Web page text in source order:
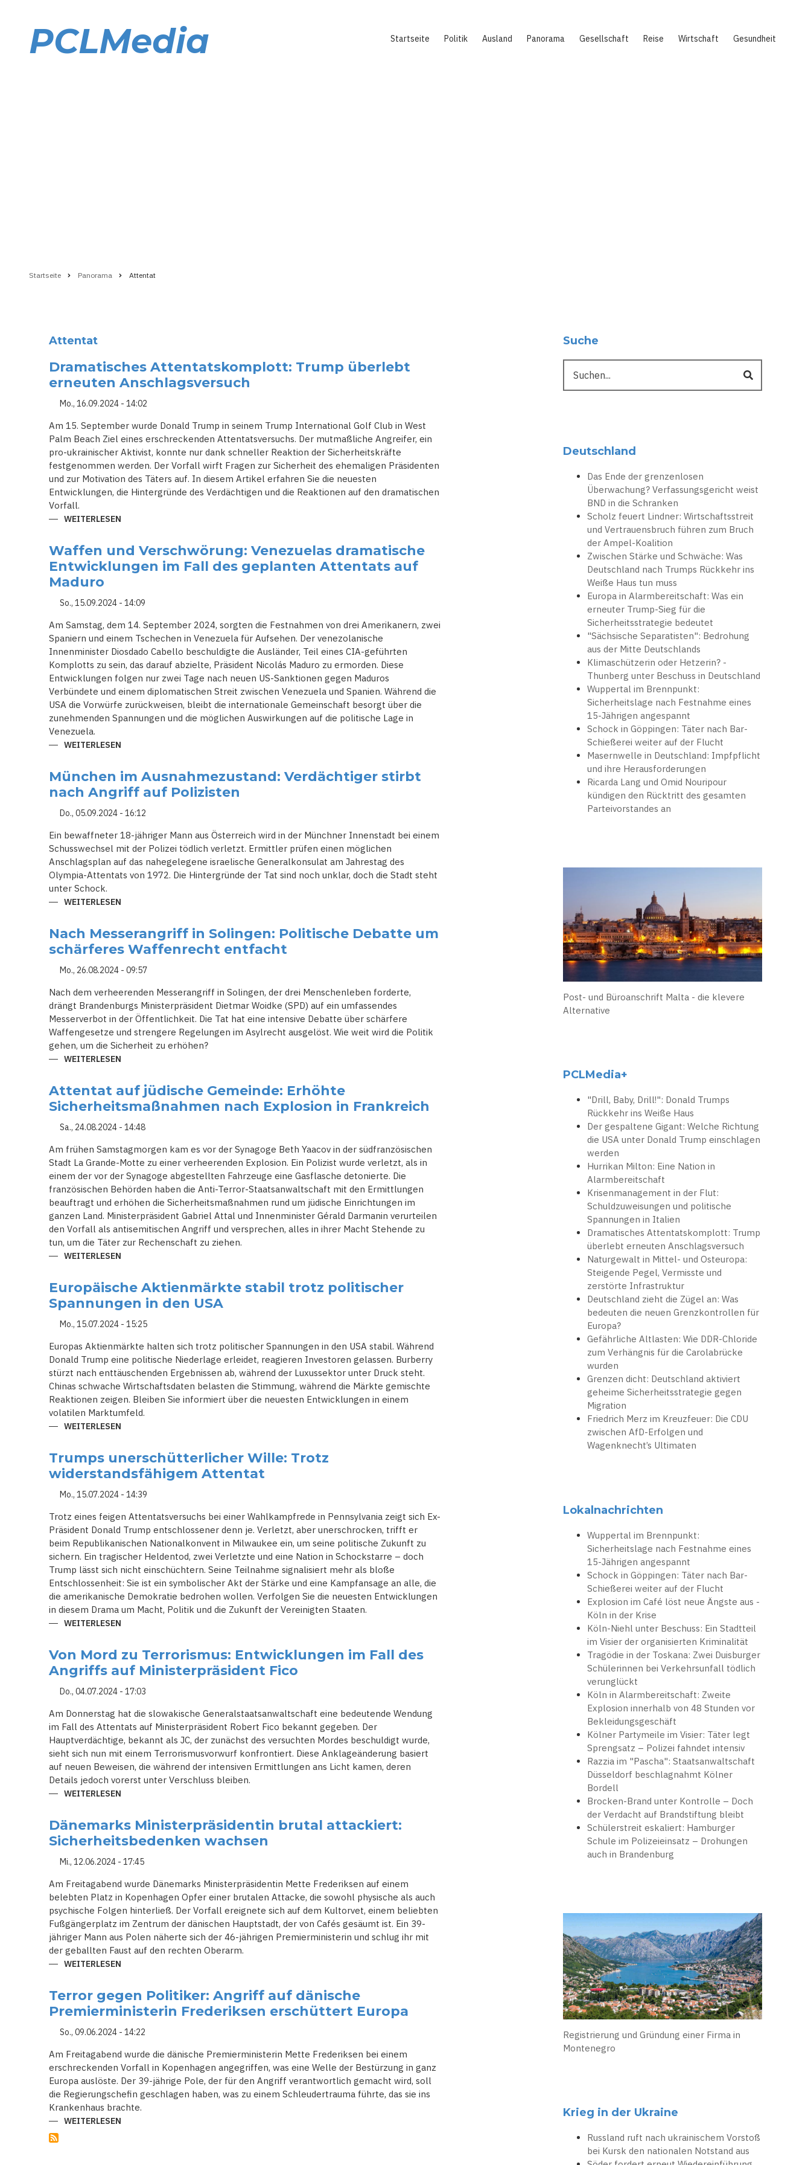
PCLMedia Startseite Politik Ausland Panorama Gesellschaft Reise Wirtschaft Gesundheit
Startseite Panorama Attentat
Attentat
Dramatisches Attentatskomplott: Trump überlebt
erneuten Anschlagsversuch
Mo., 16.09.2024 - 14:02
Am 15. September wurde Donald Trump in seinem Trump International Golf Club in West
Palm Beach Ziel eines erschreckenden Attentatsversuchs. Der mutmaßliche Angreifer, ein
pro-ukrainischer Aktivist, konnte nur dank schneller Reaktion der Sicherheitskräfte
festgenommen werden. Der Vorfall wirft Fragen zur Sicherheit des ehemaligen Präsidenten
und zur Motivation des Täters auf. In diesem Artikel erfahren Sie die neuesten
Entwicklungen, die Hintergründe des Verdächtigen und die Reaktionen auf den dramatischen
Vorfall.
WEITERLESEN
TRUMP
ÜBERLEBT
ERNEUTEN
ANSCHLAGSVERSUCH
Waffen und Verschwörung: Venezuelas dramatische
Entwicklungen im Fall des geplanten Attentats auf
Maduro
So., 15.09.2024 - 14:09
Am Samstag, dem 14. September 2024, sorgten die Festnahmen von drei Amerikanern, zwei
Spaniern und einem Tschechen in Venezuela für Aufsehen. Der venezolanische
Innenminister Diosdado Cabello beschuldigte die Ausländer, Teil eines CIA-geführten
Komplotts zu sein, das darauf abzielte, Präsident Nicolás Maduro zu ermorden. Diese
Entwicklungen folgen nur zwei Tage nach neuen US-Sanktionen gegen Maduros
Verbündete und einem diplomatischen Streit zwischen Venezuela und Spanien. Während die
USA die Vorwürfe zurückweisen, bleibt die internationale Gemeinschaft besorgt über die
zunehmenden Spannungen und die möglichen Auswirkungen auf die politische Lage in
Venezuela.
WEITERLESEN
VERSCHWÖRUNG:
VENEZUELAS
DRAMATISCHE
ENTWICKLUNGEN
FALL
GEPLANTEN
ATTENTATS
AUF
MADURO
München im Ausnahmezustand: Verdächtiger stirbt
nach Angriff auf Polizisten
Do., 05.09.2024 - 16:12
Ein bewaffneter 18-jähriger Mann aus Österreich wird in der Münchner Innenstadt bei einem
Schusswechsel mit der Polizei tödlich verletzt. Ermittler prüfen einen möglichen
Anschlagsplan auf das nahegelegene israelische Generalkonsulat am Jahrestag des
Olympia-Attentats von 1972. Die Hintergründe der Tat sind noch unklar, doch die Stadt steht
unter Schock.
WEITERLESEN
AUSNAHMEZUSTAND:
VERDÄCHTIGER
STIRBT
NACH
AUF
Nach Messerangriff in Solingen: Politische Debatte um
schärferes Waffenrecht entfacht
Mo., 26.08.2024 - 09:57
Nach dem verheerenden Messerangriff in Solingen, der drei Menschenleben forderte,
drängt Brandenburgs Ministerpräsident Dietmar Woidke (SPD) auf ein umfassendes
Messerverbot in der Öffentlichkeit. Die Tat hat eine intensive Debatte über schärfere
Waffengesetze und strengere Regelungen im Asylrecht ausgelöst. Wie weit wird die Politik
gehen, um die Sicherheit zu erhöhen?
WEITERLESEN
SOLINGEN:
POLITISCHE
DEBATTE
SCHÄRFERES
Attentat auf jüdische Gemeinde: Erhöhte
Sicherheitsmaßnahmen nach Explosion in Frankreich
Sa., 24.08.2024 - 14:48
Am frühen Samstagmorgen kam es vor der Synagoge Beth Yaacov in der südfranzösischen
Stadt La Grande-Motte zu einer verheerenden Explosion. Ein Polizist wurde verletzt, als in
einem der vor der Synagoge abgestellten Fahrzeuge eine Gasflasche detonierte. Die
französischen Behörden haben die Anti-Terror-Staatsanwaltschaft mit den Ermittlungen
beauftragt und erhöhen die Sicherheitsmaßnahmen rund um jüdische Einrichtungen im
ganzen Land. Ministerpräsident Gabriel Attal und Innenminister Gérald Darmanin verurteilen
den Vorfall als antisemitischen Angriff und versprechen, alles in ihrer Macht Stehende zu
tun, um die Täter zur Rechenschaft zu ziehen.
WEITERLESEN
JÜDISCHE
GEMEINDE:
ERHÖHTE
SICHERHEITSMASSNAHMEN N
XPLOSION I
RANKREICH
Europäische Aktienmärkte stabil trotz politischer
Spannungen in den USA
Mo., 15.07.2024 - 15:25
Europas Aktienmärkte halten sich trotz politischer Spannungen in den USA stabil. Während
Donald Trump eine politische Niederlage erleidet, reagieren Investoren gelassen. Burberry
stürzt nach enttäuschenden Ergebnissen ab, während der Luxussektor unter Druck steht.
Chinas schwache Wirtschaftsdaten belasten die Stimmung, während die Märkte gemischte
Reaktionen zeigen. Bleiben Sie informiert über die neuesten Entwicklungen in einem
volatilen Marktumfeld.
WEITERLESEN
TROTZ
POLITISCHER
SPANNUNGEN
DEN
Trumps unerschütterlicher Wille: Trotz
widerstandsfähigem Attentat
Mo., 15.07.2024 - 14:39
Trotz eines feigen Attentatsversuchs bei einer Wahlkampfrede in Pennsylvania zeigt sich Ex-
Präsident Donald Trump entschlossener denn je. Verletzt, aber unerschrocken, trifft er
beim Republikanischen Nationalkonvent in Milwaukee ein, um seine politische Zukunft zu
sichern. Ein tragischer Heldentod, zwei Verletzte und eine Nation in Schockstarre – doch
Trump lässt sich nicht einschüchtern. Seine Teilnahme signalisiert mehr als bloße
Entschlossenheit: Sie ist ein symbolischer Akt der Stärke und eine Kampfansage an alle, die
die amerikanische Demokratie bedrohen wollen. Verfolgen Sie die neuesten Entwicklungen
in diesem Drama um Macht, Politik und die Zukunft der Vereinigten Staaten.
WEITERLESEN
WILLE:
TROTZ
WIDERSTANDSFÄHIGEM
ATTENTAT
Von Mord zu Terrorismus: Entwicklungen im Fall des
Angriffs auf Ministerpräsident Fico
Do., 04.07.2024 - 17:03
Am Donnerstag hat die slowakische Generalstaatsanwaltschaft eine bedeutende Wendung
im Fall des Attentats auf Ministerpräsident Robert Fico bekannt gegeben. Der
Hauptverdächtige, bekannt als JC, der zunächst des versuchten Mordes beschuldigt wurde,
sieht sich nun mit einem Terrorismusvorwurf konfrontiert. Diese Anklageänderung basiert
auf neuen Beweisen, die während der intensiven Ermittlungen ans Licht kamen, deren
Details jedoch vorerst unter Verschluss bleiben.
WEITERLESEN
TERRORISMUS:
ENTWICKLUNGEN
IM
DES
MINISTERPRÄSIDENT
FICO
Dänemarks Ministerpräsidentin brutal attackiert:
Sicherheitsbedenken wachsen
Mi., 12.06.2024 - 17:45
Am Freitagabend wurde Dänemarks Ministerpräsidentin Mette Frederiksen auf einem
belebten Platz in Kopenhagen Opfer einer brutalen Attacke, die sowohl physische als auch
psychische Folgen hinterließ. Der Vorfall ereignete sich auf dem Kultorvet, einem beliebten
Fußgängerplatz im Zentrum der dänischen Hauptstadt, der von Cafés gesäumt ist. Ein 39-
jähriger Mann aus Polen näherte sich der 46-jährigen Premierministerin und schlug ihr mit
der geballten Faust auf den rechten Oberarm.
WEITERLESEN
BRUTAL
ATTACKIERT:
SICHERHEITSBEDENKEN
WACHSEN
Terror gegen Politiker: Angriff auf dänische
Premierministerin Frederiksen erschüttert Europa
So., 09.06.2024 - 14:22
Am Freitagabend wurde die dänische Premierministerin Mette Frederiksen bei einem
erschreckenden Vorfall in Kopenhagen angegriffen, was eine Welle der Bestürzung in ganz
Europa auslöste. Der 39-jährige Pole, der für den Angriff verantwortlich gemacht wird, soll
die Regierungschefin geschlagen haben, was zu einem Schleudertrauma führte, das sie ins
Krankenhaus brachte.
WEITERLESEN
Suche
Deutschland
Das Ende der grenzenlosen
Überwachung? Verfassungsgericht weist
BND in die Schranken
Scholz feuert Lindner: Wirtschaftsstreit
und Vertrauensbruch führen zum Bruch
der Ampel-Koalition
Zwischen Stärke und Schwäche: Was
Deutschland nach Trumps Rückkehr ins
Weiße Haus tun muss
Europa in Alarmbereitschaft: Was ein
erneuter Trump-Sieg für die
Sicherheitsstrategie bedeutet
"Sächsische Separatisten": Bedrohung
aus der Mitte Deutschlands
Klimaschützerin oder Hetzerin? -
Thunberg unter Beschuss in Deutschland
Wuppertal im Brennpunkt:
Sicherheitslage nach Festnahme eines
15-Jährigen angespannt
Schock in Göppingen: Täter nach Bar-
Schießerei weiter auf der Flucht
Masernwelle in Deutschland: Impfpflicht
und ihre Herausforderungen
Ricarda Lang und Omid Nouripour
kündigen den Rücktritt des gesamten
Parteivorstandes an
Post- und Büroanschrift Malta - die klevere
Alternative
PCLMedia+
"Drill, Baby, Drill!": Donald Trumps
Rückkehr ins Weiße Haus
Der gespaltene Gigant: Welche Richtung
die USA unter Donald Trump einschlagen
werden
Hurrikan Milton: Eine Nation in
Alarmbereitschaft
Krisenmanagement in der Flut:
Schuldzuweisungen und politische
Spannungen in Italien
Dramatisches Attentatskomplott: Trump
überlebt erneuten Anschlagsversuch
Naturgewalt in Mittel- und Osteuropa:
Steigende Pegel, Vermisste und
zerstörte Infrastruktur
Deutschland zieht die Zügel an: Was
bedeuten die neuen Grenzkontrollen für
Europa?
Gefährliche Altlasten: Wie DDR-Chloride
zum Verhängnis für die Carolabrücke
wurden
Grenzen dicht: Deutschland aktiviert
geheime Sicherheitsstrategie gegen
Migration
Friedrich Merz im Kreuzfeuer: Die CDU
zwischen AfD-Erfolgen und
Wagenknecht’s Ultimaten
Lokalnachrichten
Wuppertal im Brennpunkt:
Sicherheitslage nach Festnahme eines
15-Jährigen angespannt
Schock in Göppingen: Täter nach Bar-
Schießerei weiter auf der Flucht
Explosion im Café löst neue Ängste aus -
Köln in der Krise
Köln-Niehl unter Beschuss: Ein Stadtteil
im Visier der organisierten Kriminalität
Tragödie in der Toskana: Zwei Duisburger
Schülerinnen bei Verkehrsunfall tödlich
verunglückt
Köln in Alarmbereitschaft: Zweite
Explosion innerhalb von 48 Stunden vor
Bekleidungsgeschäft
Kölner Partymeile im Visier: Täter legt
Sprengsatz – Polizei fahndet intensiv
Razzia im "Pascha": Staatsanwaltschaft
Düsseldorf beschlagnahmt Kölner
Bordell
Brocken-Brand unter Kontrolle – Doch
der Verdacht auf Brandstiftung bleibt
Schülerstreit eskaliert: Hamburger
Schule im Polizeieinsatz – Drohungen
auch in Brandenburg
Registrierung und Gründung einer Firma in
Montenegro
Krieg in der Ukraine
Russland ruft nach ukrainischem Vorstoß
bei Kursk den nationalen Notstand aus